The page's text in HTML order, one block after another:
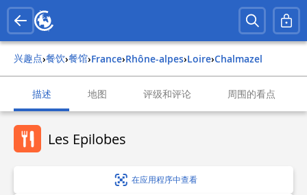
兴趣点› 餐饮› 餐馆› france› rhône-alpes› loire› chalmazel
描述 地图 评级和评论 周围的看点
Les Epilobes
在应用程序中查看